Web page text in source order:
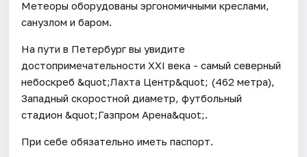
Метеоры оборудованы эргономичными креслами,
санузлом и баром.
На пути в Петербург вы увидите
достопримечательности XXI века - самый северный
небоскреб &quot;Лахта Центр&quot; (462 метра),
Западный скоростной диаметр, футбольный
стадион &quot;Газпром Арена&quot;.
При себе обязательно иметь паспорт.